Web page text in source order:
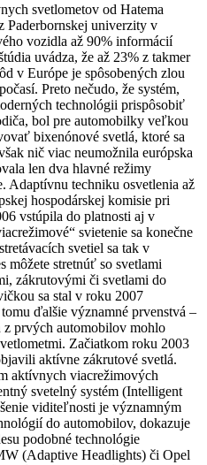
svetlometov od Hatema
Paderbornskej univerzity v
vozidla až 90% informácií
uvádza, že až 23% z takmer
v Európe je spôsobených zlou
Preto nečudo, že systém,
technológii prispôsobiť
bol pre automobilky veľkou
bixenónové svetlá, ktoré sa
nič viac neumožnila európska
len dva hlavné režimy
Adaptívnu techniku osvetlenia až
hospodárskej komisie pri
vstúpila do platnosti aj v
svietenie sa konečne
svetiel sa tak v
môžete stretnúť so svetlami
zákrutovými či svetlami do
sa stal v roku 2007
ďalšie významné prvenstvá –
z prvých automobilov mohlo
Začiatkom roku 2003
aktívne zákrutové svetlá.
aktívnych viacrežimových
svetelný systém (Intelligent
viditeľnosti je významným
do automobilov, dokazuje
podobné technológie
(Adaptive Headlights) či Opel